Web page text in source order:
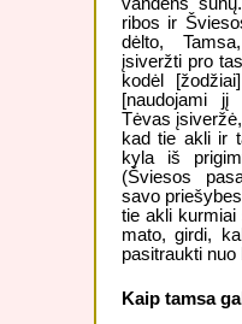
ribos ir
dėlto,
įsiveržti pro
kodėl
[naudojami
Tėvas
kad tie akli ir
kyla iš
(Šviesos
savo
tie akli
mato, girdi,
pasitraukti nuo
Kaip tamsa